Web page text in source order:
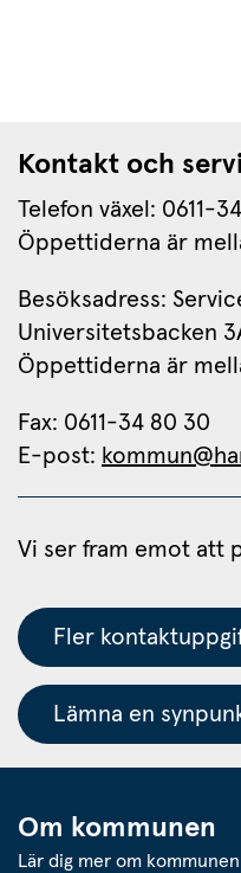
Kontakt och
Telefon växel: 0611-
Öppettiderna är
Besöksadress:
Universitetsbacken
Öppettiderna är
Fax: 0611-34 80 30
E-post:
Vi ser fram emot att
Fler
Lämna en
Om kommunen
Lär dig mer om